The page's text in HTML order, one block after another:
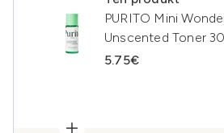
PURITO Mini
Unscented Toner
5.75€